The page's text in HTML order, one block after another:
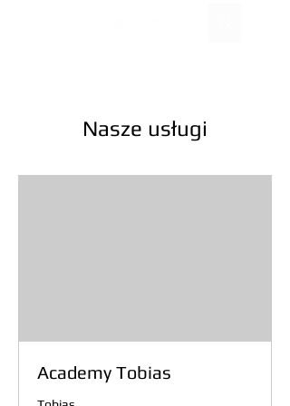
Nasze usługi
Academy Tobias